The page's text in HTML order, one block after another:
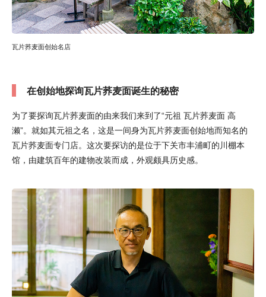
瓦片荞麦面创始名店
在创始地探询瓦片荞麦面诞生的秘密
为了要探询瓦片荞麦面的由来我们来到了“元祖 瓦片荞麦面 高
濑”。就如其元祖之名，这是一间身为瓦片荞麦面创始地而知名的
瓦片荞麦面专门店。这次要探访的是位于下关市丰浦町的川棚本
馆，由建筑百年的建物改装而成，外观颇具历史感。